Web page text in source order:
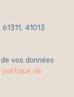
41013
vos données
politique de